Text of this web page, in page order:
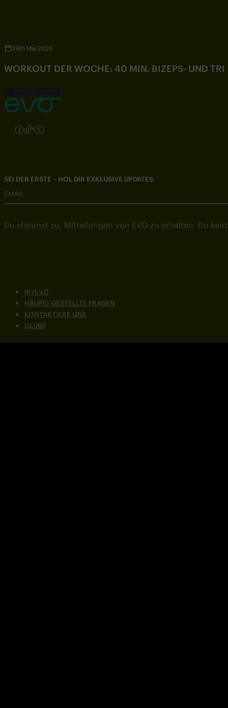
29th Mai 2026
WORKOUT DER WOCHE: 40 MIN. BIZEPS- UND
SEE FULL ARTICLE
Folgen Sie uns auf Instagram
Folgen Sie uns auf Facebook
Folgen Sie uns auf TikTok
Folgen Sie uns auf YouTube
MYEVO
HÄUFIG GESTELLTE FRAGEN
KONTAKTIERE UNS
CLUBS
SEI DER ERSTE – HOL DIR EXKLUSIVE UPDATES
EMAIL
Du stimmst zu, Mitteilungen von EVO zu erhalten. Du